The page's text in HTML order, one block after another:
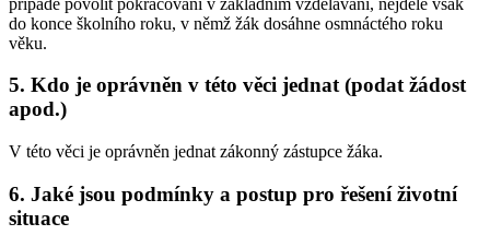
do konce školního roku, v němž žák dosáhne osmnáctého roku
věku.
5. Kdo je oprávněn v této věci jednat (podat žádost
apod.)
V této věci je oprávněn jednat zákonný zástupce žáka.
6. Jaké jsou podmínky a postup pro řešení životní
situace